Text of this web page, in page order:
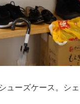
ューズケース。シ